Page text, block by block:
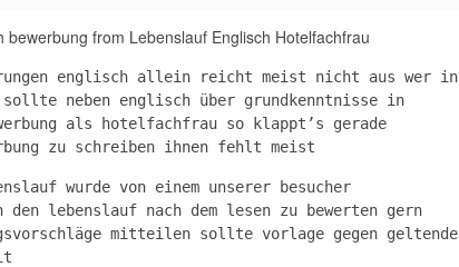
from Lebenslauf Englisch Hotelfachfrau
englisch allein reicht meist nicht aus wer in
neben englisch über grundkenntnisse in
als hotelfachfrau so klappt’s gerade
zu schreiben ihnen fehlt meist
wurde von einem unserer besucher
lebenslauf nach dem lesen zu bewerten gern
mitteilen sollte vorlage gegen geltende